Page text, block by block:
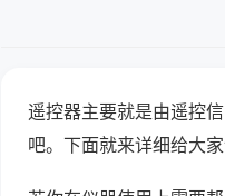
遥控器主要就是由遥控
吧。下面就来详细给大